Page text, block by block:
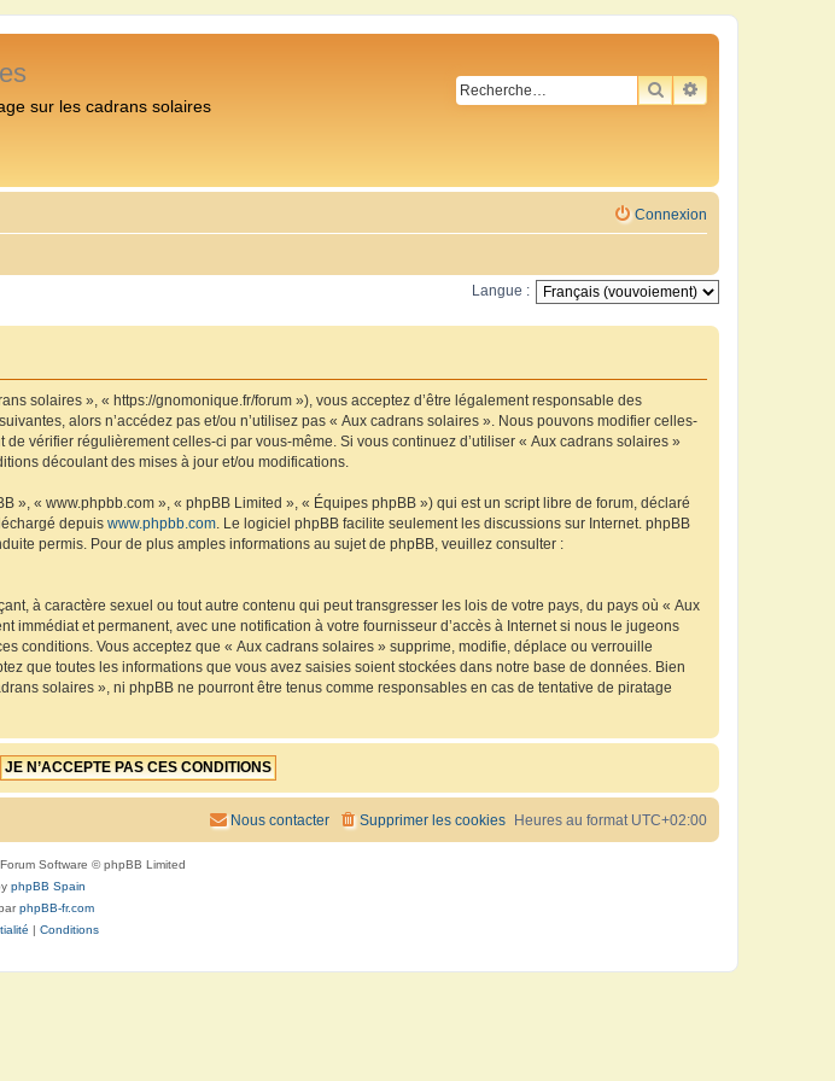
sur les cadrans solaires
RECHERCHER
RECHERCHE
Connexion
Langue :
solaires », « https://gnomonique.fr/forum »), vous acceptez d’être légalement responsable des
alors n’accédez pas et/ou n’utilisez pas « Aux cadrans solaires ». Nous pouvons modifier celles-
vérifier régulièrement celles-ci par vous-même. Si vous continuez d’utiliser « Aux cadrans solaires »
découlant des mises à jour et/ou modifications.
« www.phpbb.com », « phpBB Limited », « Équipes phpBB ») qui est un script libre de forum, déclaré
depuis www.phpbb.com . Le logiciel phpBB facilite seulement les discussions sur Internet. phpBB
permis. Pour de plus amples informations au sujet de phpBB, veuillez consulter :
à caractère sexuel ou tout autre contenu qui peut transgresser les lois de votre pays, du pays où « Aux
et permanent, avec une notification à votre fournisseur d’accès à Internet si nous le jugeons
conditions. Vous acceptez que « Aux cadrans solaires » supprime, modifie, déplace ou verrouille
que toutes les informations que vous avez saisies soient stockées dans notre base de données. Bien
solaires », ni phpBB ne pourront être tenus comme responsables en cas de tentative de piratage
Heures au format UTC+02:00
Supprimer les cookies
Nous contacter
Software © phpBB Limited
phpBB Spain
phpBB-fr.com
| Conditions